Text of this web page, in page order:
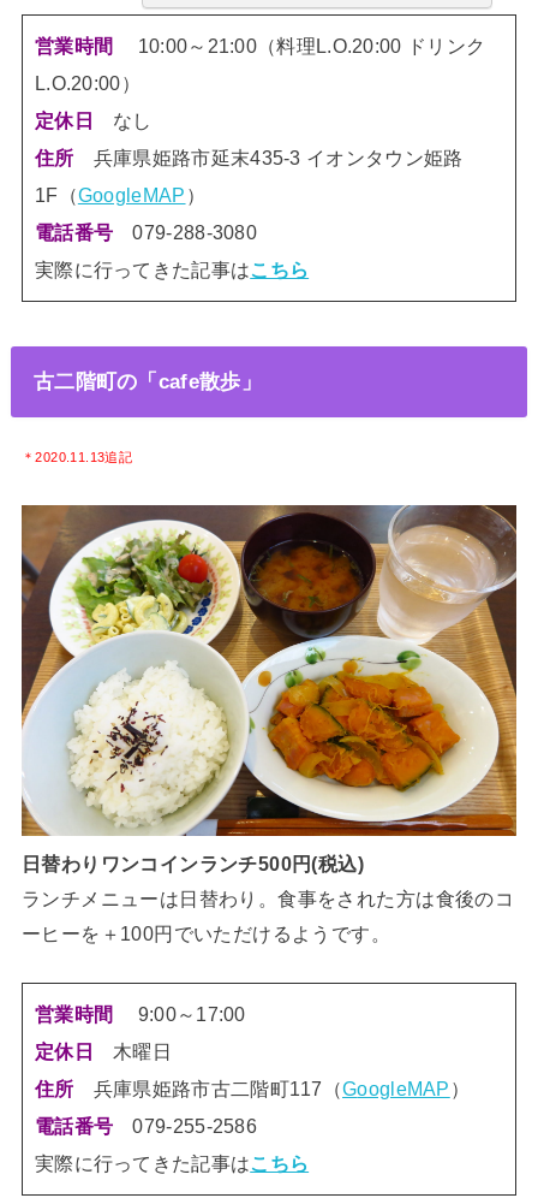
営業時間 10:00～21:00（料理L.O.20:00 ドリンク
L.O.20:00）
定休日 なし
住所 兵庫県姫路市延末435-3 イオンタウン姫路
1F （GoogleMAP ）
電話番号 079-288-3080
実際に行ってきた記事はこちら
古二階町の「cafe散歩」
＊2020.11.13追記
日替わりワンコインランチ500円(税込)
ランチメニューは日替わり。食事をされた方は食後のコ
ーヒーを＋100円でいただけるようです。
営業時間 9:00～17:00
定休日 木曜日
住所 兵庫県姫路市古二階町117（GoogleMAP ）
電話番号 079-255-2586
実際に行ってきた記事はこちら